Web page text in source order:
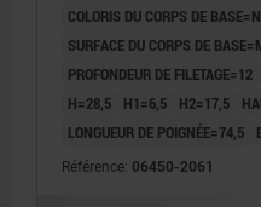
COLORIS DU CORPS DE
SURFACE DU CORPS DE
PROFONDEUR DE FILETAGE=12
H=28,5
H1=6,5 H2=17,5
LONGUEUR DE POIGNÉE=74,5
Référence: 06450-2061